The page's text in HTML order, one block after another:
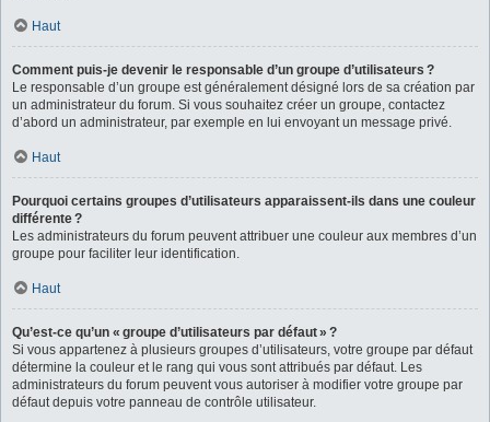
Haut
Comment puis-je devenir le responsable d’un groupe d’utilisateurs ?
Le responsable d’un groupe est généralement désigné lors de sa création par
un administrateur du forum. Si vous souhaitez créer un groupe, contactez
d’abord un administrateur, par exemple en lui envoyant un message privé.
Haut
Pourquoi certains groupes d’utilisateurs apparaissent-ils dans une couleur
différente ?
Les administrateurs du forum peuvent attribuer une couleur aux membres d’un
groupe pour faciliter leur identification.
Haut
Qu’est-ce qu’un « groupe d’utilisateurs par défaut » ?
Si vous appartenez à plusieurs groupes d’utilisateurs, votre groupe par défaut
détermine la couleur et le rang qui vous sont attribués par défaut. Les
administrateurs du forum peuvent vous autoriser à modifier votre groupe par
défaut depuis votre panneau de contrôle utilisateur.